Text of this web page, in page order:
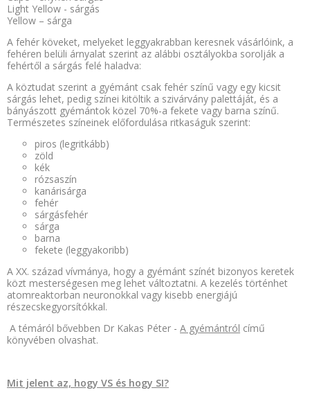
Light Yellow - sárgás
Yellow – sárga
A fehér köveket, melyeket leggyakrabban keresnek vásárlóink, a
fehéren belüli árnyalat szerint az alábbi osztályokba sorolják a
fehértől a sárgás felé haladva:
A köztudat szerint a gyémánt csak fehér színű vagy egy kicsit
sárgás lehet, pedig színei kitöltik a szivárvány palettáját, és a
bányászott gyémántok közel 70%-a fekete vagy barna színű.
Természetes színeinek előfordulása ritkaságuk szerint:
piros (legritkább)
zöld
kék
rózsaszín
kanárisárga
fehér
sárgásfehér
sárga
barna
fekete (leggyakoribb)
A XX. század vívmánya, hogy a gyémánt színét bizonyos keretek
közt mesterségesen meg lehet változtatni. A kezelés történhet
atomreaktorban neuronokkal vagy kisebb energiájú
részecskegyorsítókkal.
A témáról bővebben Dr Kakas Péter - A gyémántról című
könyvében olvashat.
Mit jelent az, hogy VS és hogy SI?